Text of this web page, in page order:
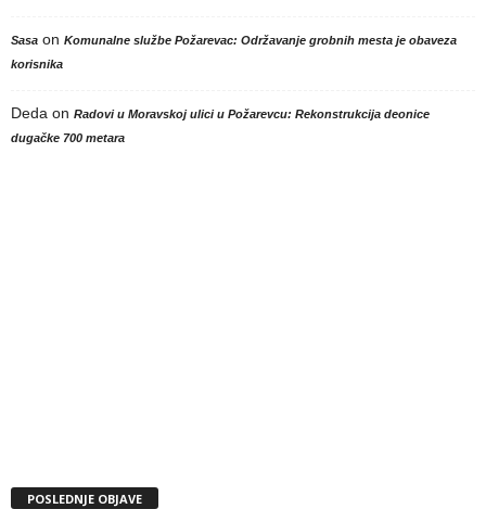
Sasa on Komunalne službe Požarevac: Održavanje grobnih mesta je obaveza
korisnika
Deda on Radovi u Moravskoj ulici u Požarevcu: Rekonstrukcija deonice
dugačke 700 metara
POSLEDNJE OBJAVE